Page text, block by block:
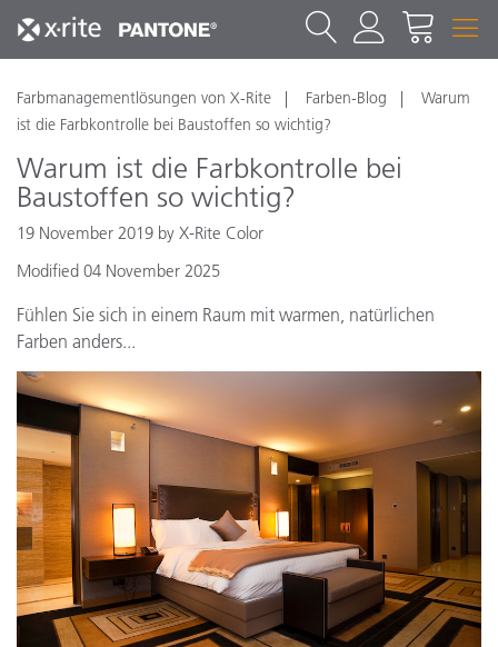
Farbmanagementlösungen von X-Rite Farben-Blog
Warum
ist die Farbkontrolle bei Baustoffen so wichtig?
Warum ist die Farbkontrolle bei
Baustoffen so wichtig?
19 November 2019 by X-Rite Color
Modified 04 November 2025
Fühlen Sie sich in einem Raum mit warmen, natürlichen
Farben anders...